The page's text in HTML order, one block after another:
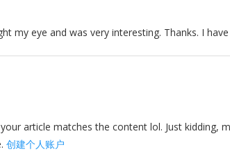
my eye and was very interesting. Thanks. I
article matches the content lol. Just kidding,
创建个人账户